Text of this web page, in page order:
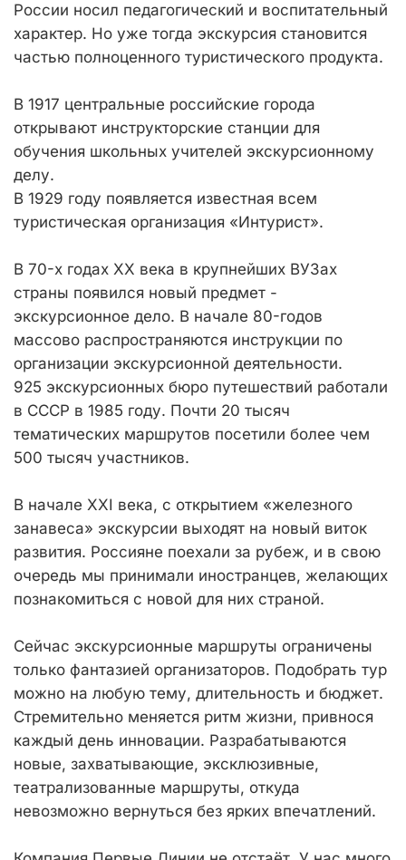
России носил педагогический и воспитательный
характер. Но уже тогда экскурсия становится
частью полноценного туристического продукта.
В 1917 центральные российские города
открывают инструкторские станции для
обучения школьных учителей экскурсионному
делу.
В 1929 году появляется известная всем
туристическая организация «Интурист».
В 70-х годах XX века в крупнейших ВУЗах
страны появился новый предмет -
экскурсионное дело. В начале 80-годов
массово распространяются инструкции по
организации экскурсионной деятельности.
925 экскурсионных бюро путешествий работали
в СССР в 1985 году. Почти 20 тысяч
тематических маршрутов посетили более чем
500 тысяч участников.
В начале XXI века, с открытием «железного
занавеса» экскурсии выходят на новый виток
развития. Россияне поехали за рубеж, и в свою
очередь мы принимали иностранцев, желающих
познакомиться с новой для них страной.
Сейчас экскурсионные маршруты ограничены
только фантазией организаторов. Подобрать тур
можно на любую тему, длительность и бюджет.
Стремительно меняется ритм жизни, привнося
каждый день инновации. Разрабатываются
новые, захватывающие, эксклюзивные,
театрализованные маршруты, откуда
невозможно вернуться без ярких впечатлений.